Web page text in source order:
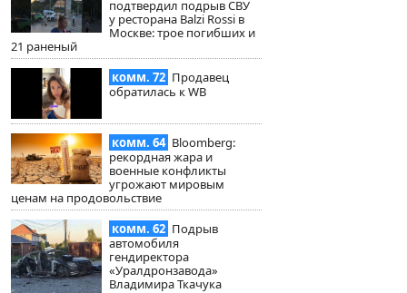
подтвердил подрыв СВУ
у ресторана Balzi Rossi в
Москве: трое погибших и
21 раненый
комм. 72 Продавец
обратилась к WB
комм. 64 Bloomberg:
рекордная жара и
военные конфликты
угрожают мировым
ценам на продовольствие
комм. 62 Подрыв
автомобиля
гендиректора
«Уралдронзавода»
Владимира Ткачука